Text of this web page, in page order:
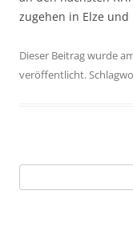
zugehen in Elze und
Dieser Beitrag wurde
veröffentlicht.
nach: